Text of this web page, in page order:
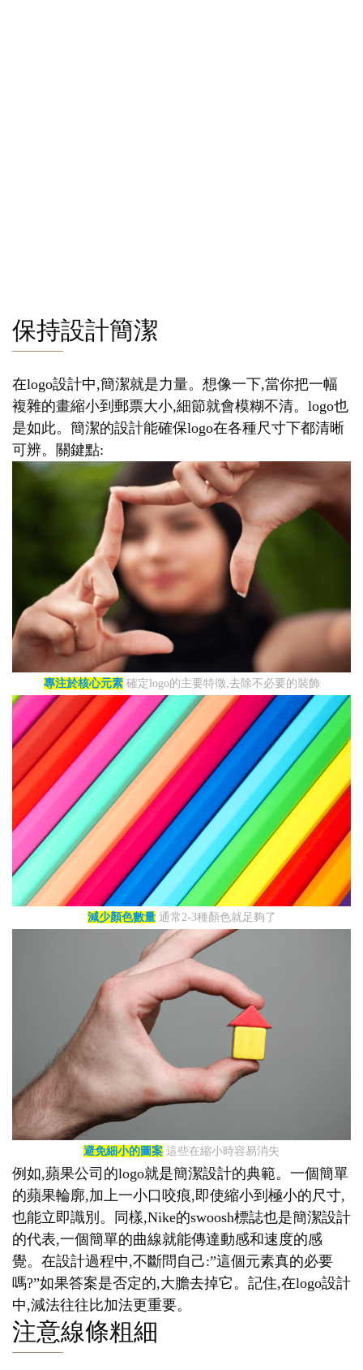
保持設計簡潔
在logo設計中,簡潔就是力量。想像一下,當你把一幅
複雜的畫縮小到郵票大小,細節就會模糊不清。logo也
是如此。簡潔的設計能確保logo在各種尺寸下都清晰
可辨。關鍵點:
專注於核心元素確定logo的主要特徵,去除不必要的裝飾
減少顏色數量通常2-3種顏色就足夠了
避免細小的圖案 這些在縮小時容易消失
例如,蘋果公司的logo就是簡潔設計的典範。一個簡單
的蘋果輪廓,加上一小口咬痕,即使縮小到極小的尺寸,
也能立即識別。同樣,Nike的swoosh標誌也是簡潔設計
的代表,一個簡單的曲線就能傳達動感和速度的感
覺。在設計過程中,不斷問自己:”這個元素真的必要
嗎?”如果答案是否定的,大膽去掉它。記住,在logo設計
中,減法往往比加法更重要。
注意線條粗細